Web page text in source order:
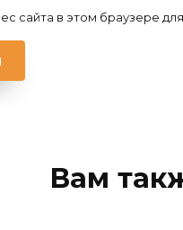
сайта в этом браузере
Вам